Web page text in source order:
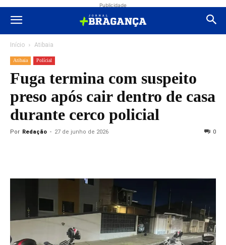
Publicidade
Início Atibaia
Atibaia Polícial
Fuga termina com suspeito
preso após cair dentro de casa
durante cerco policial
Por Redação - 27 de junho de 2026 0